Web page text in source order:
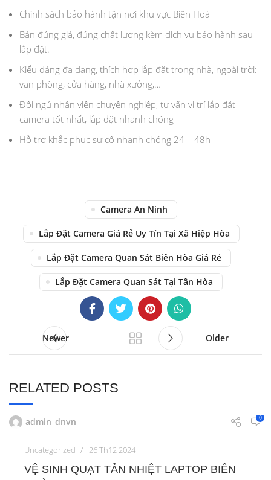
Chính sách bảo hành tận nơi khu vực Biên Hoà
Bán đúng giá, đúng chất lượng kèm dịch vụ bảo hành sau
lắp đặt.
Kiểu dáng đa dạng, thích hợp lắp đặt trong nhà, ngoài trời:
văn phòng, cửa hàng, nhà xưởng,…
Đội ngủ nhân viên chuyên nghiệp, tư vấn vị trí lắp đặt
camera tốt nhất, lắp đặt nhanh chóng
Hỗ trợ khắc phục sự cố nhanh chóng 24 – 48h
Camera An Ninh
Lắp Đặt Camera Giá Rẻ Uy Tín Tại Xã Hiệp Hòa
Lắp Đặt Camera Quan Sát Biên Hòa Giá Rẻ
Lắp Đặt Camera Quan Sát Tại Tân Hòa
Newer Older
RELATED POSTS
admin_dnvn 0
Uncategorized 26 Th12 2024
VỆ SINH QUẠT TẢN NHIỆT LAPTOP BIÊN